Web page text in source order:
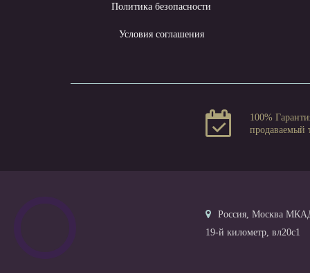
Политика безопасности
Условия соглашения
100%
продаваемый
Россия, Москва
19-й километр, вл20с1